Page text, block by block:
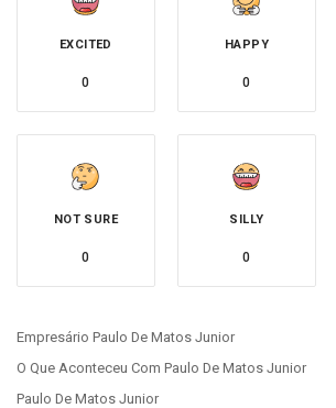
EXCITED
0
HAPPY
0
NOT SURE
0
SILLY
0
Empresário Paulo De Matos Junior
O Que Aconteceu Com Paulo De Matos Junior
Paulo De Matos Junior